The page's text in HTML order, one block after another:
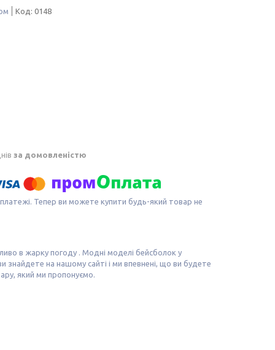
Код: 0148
за домовленістю
платежі. Тепер ви можете купити будь-який товар не
в жарку погоду . Модні моделі бейсболок у
на нашому сайті і ми впевнені, що ви будете
який ми пропонуємо.